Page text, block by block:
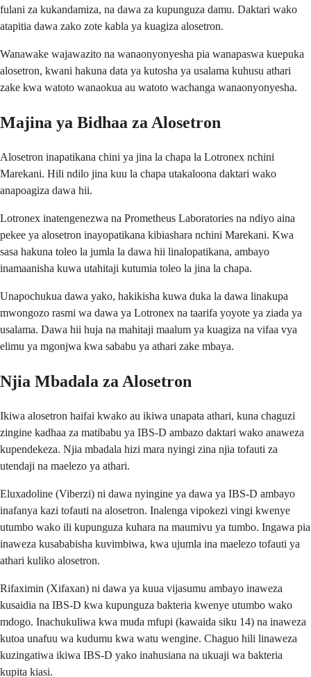
fulani za kukandamiza, na dawa za kupunguza damu. Daktari wako
atapitia dawa zako zote kabla ya kuagiza alosetron.
Wanawake wajawazito na wanaonyonyesha pia wanapaswa kuepuka
alosetron, kwani hakuna data ya kutosha ya usalama kuhusu athari
zake kwa watoto wanaokua au watoto wachanga wanaonyonyesha.
Majina ya Bidhaa za Alosetron
Alosetron inapatikana chini ya jina la chapa la Lotronex nchini
Marekani. Hili ndilo jina kuu la chapa utakaloona daktari wako
anapoagiza dawa hii.
Lotronex inatengenezwa na Prometheus Laboratories na ndiyo aina
pekee ya alosetron inayopatikana kibiashara nchini Marekani. Kwa
sasa hakuna toleo la jumla la dawa hii linalopatikana, ambayo
inamaanisha kuwa utahitaji kutumia toleo la jina la chapa.
Unapochukua dawa yako, hakikisha kuwa duka la dawa linakupa
mwongozo rasmi wa dawa ya Lotronex na taarifa yoyote ya ziada ya
usalama. Dawa hii huja na mahitaji maalum ya kuagiza na vifaa vya
elimu ya mgonjwa kwa sababu ya athari zake mbaya.
Njia Mbadala za Alosetron
Ikiwa alosetron haifai kwako au ikiwa unapata athari, kuna chaguzi
zingine kadhaa za matibabu ya IBS-D ambazo daktari wako anaweza
kupendekeza. Njia mbadala hizi mara nyingi zina njia tofauti za
utendaji na maelezo ya athari.
Eluxadoline (Viberzi) ni dawa nyingine ya dawa ya IBS-D ambayo
inafanya kazi tofauti na alosetron. Inalenga vipokezi vingi kwenye
utumbo wako ili kupunguza kuhara na maumivu ya tumbo. Ingawa pia
inaweza kusababisha kuvimbiwa, kwa ujumla ina maelezo tofauti ya
athari kuliko alosetron.
Rifaximin (Xifaxan) ni dawa ya kuua vijasumu ambayo inaweza
kusaidia na IBS-D kwa kupunguza bakteria kwenye utumbo wako
mdogo. Inachukuliwa kwa muda mfupi (kawaida siku 14) na inaweza
kutoa unafuu wa kudumu kwa watu wengine. Chaguo hili linaweza
kuzingatiwa ikiwa IBS-D yako inahusiana na ukuaji wa bakteria
kupita kiasi.